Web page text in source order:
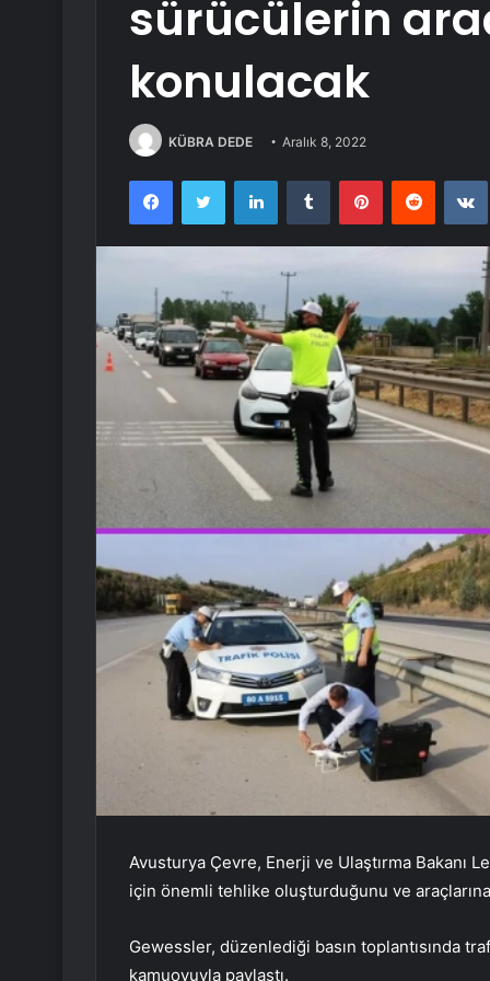
sürücülerin
konulacak
KÜBRA DEDE Aralık 8, 2022
FacebookTwitter LinkedInTumblr PinterestReddit
Avusturya Çevre, Enerji ve Ulaştırma Bakanı
için önemli tehlike oluşturduğunu ve
Gewessler, düzenlediği basın toplantısında
kamuoyuyla paylaştı.